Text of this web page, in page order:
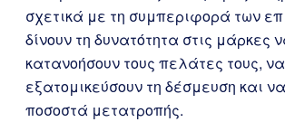
σχετικά με τη συμπεριφορά των
δίνουν τη δυνατότητα στις μάρκες
κατανοήσουν τους πελάτες τους, να
εξατομικεύσουν τη δέσμευση και
ποσοστά μετατροπής.